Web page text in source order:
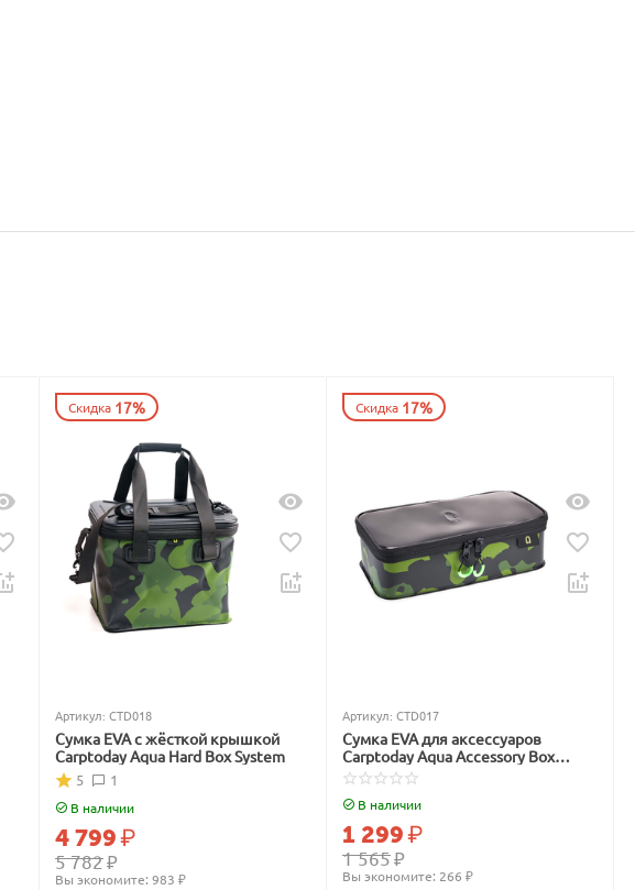
Скидка 17%
Артикул: CTD018
Сумка EVA с жёсткой крышкой
Carptoday Aqua Hard Box System
1
5
В наличии
5 782₽
4 799₽
Вы экономите: 983 ₽
Скидка 17%
Артикул: CTD017
Сумка EVA для аксессуаров
Carptoday Aqua Accessory Box
System
В наличии
1 565₽
1 299₽
Вы экономите: 266 ₽